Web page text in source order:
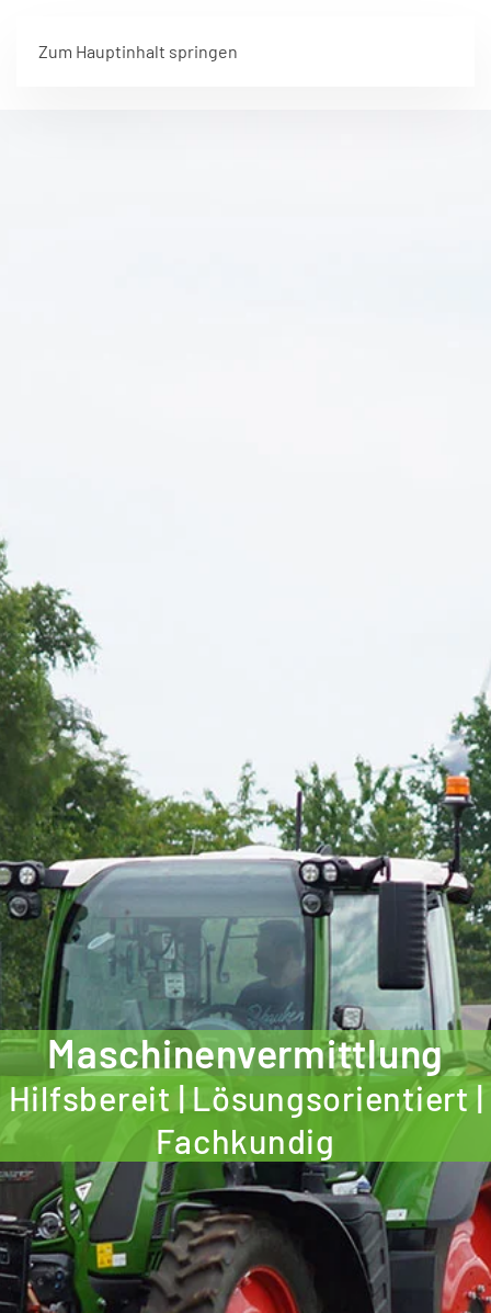
Zum Hauptinhalt springen
Maschinen­vermittlung
Hilfsbereit | Lösungsorientiert |
Fachkundig